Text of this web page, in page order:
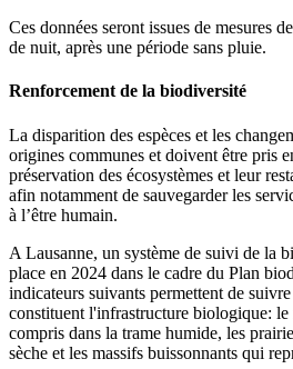
Ces données seront issues de mesures
de nuit, après une période sans pluie.
Renforcement de la biodiversité
La disparition des espèces et les
origines communes et doivent être pris
préservation des écosystèmes et leur
afin notamment de sauvegarder les
à l’être humain.
A Lausanne, un système de suivi de la
place en 2024 dans le cadre du Plan
indicateurs suivants permettent de
constituent l'infrastructure biologique: le
compris dans la trame humide, les
sèche et les massifs buissonnants qui